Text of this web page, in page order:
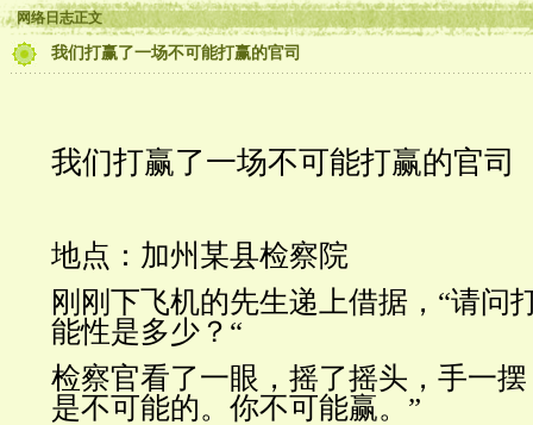
网络日志正文
我们打赢了一场不可能打赢的官司
我们打赢了一场不可能打赢的官司
地点：加州某县检察院
刚刚下飞机的先生递上借据，“请问
能性是多少？“
检察官看了一眼，摇了摇头，手一摆
是不可能的。你不可能赢。”